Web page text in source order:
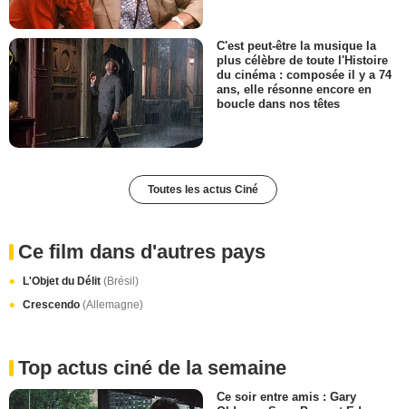
C'est peut-être la musique la
plus célèbre de toute l'Histoire
du cinéma : composée il y a 74
ans, elle résonne encore en
boucle dans nos têtes
Toutes les actus Ciné
Ce film dans d'autres pays
L'Objet du Délit (Brésil)
Crescendo (Allemagne)
Top actus ciné de la semaine
Ce soir entre amis : Gary